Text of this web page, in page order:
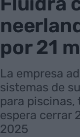
por 21
La empresa
sistemas de
para piscinas,
espera cerrar
2025